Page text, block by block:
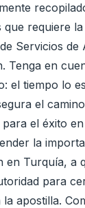
que requiere
Servicios
Tenga en
el tiempo lo
el
el éxito
la
en Turquía, a
para
apostilla.